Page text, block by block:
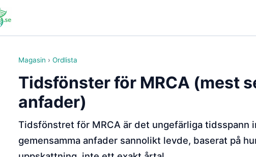
Magasin › Ordlista
Tidsfönster för MRCA (mest
anfader)
Tidsfönstret för MRCA är det ungefärliga tidsspann
gemensamma anfader sannolikt levde, baserat på